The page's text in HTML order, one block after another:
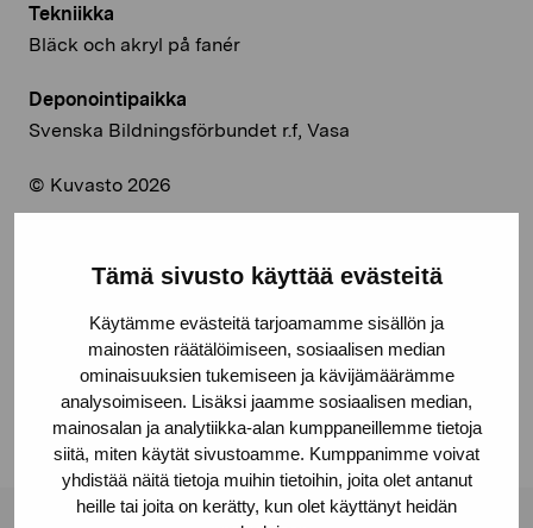
Tämä sivusto käyttää evästeitä
Käytämme evästeitä tarjoamamme sisällön ja
mainosten räätälöimiseen, sosiaalisen median
ominaisuuksien tukemiseen ja kävijämäärämme
analysoimiseen. Lisäksi jaamme sosiaalisen median,
mainosalan ja analytiikka-alan kumppaneillemme tietoja
siitä, miten käytät sivustoamme. Kumppanimme voivat
yhdistää näitä tietoja muihin tietoihin, joita olet antanut
heille tai joita on kerätty, kun olet käyttänyt heidän
Tekniikka
Bläck och akryl på fanér
Deponointipaikka
Svenska Bildningsförbundet r.f, Vasa
© Kuvasto 2026
Facebook
Linkedin